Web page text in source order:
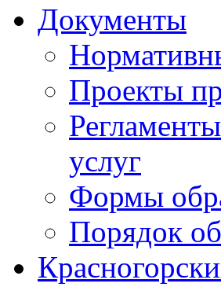
Документы
Проекты
услуг
Формы
Порядок